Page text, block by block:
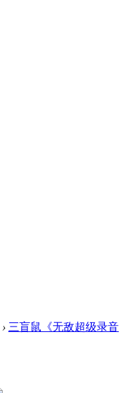
› 三盲鼠《无敌超级录音